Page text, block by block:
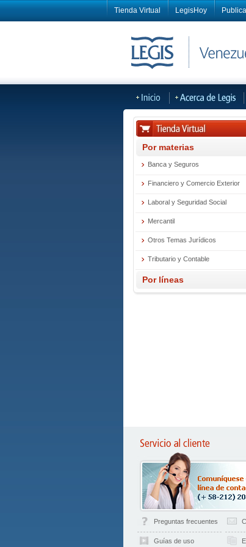
Tienda Virtual LegisHoy
Por materias
Banca y Seguros
Financiero y Comercio Exterior
Laboral y Seguridad Social
Mercantil
Otros Temas Jurídicos
Tributario y Contable
Por líneas
Preguntas frecuentes
Guías de uso